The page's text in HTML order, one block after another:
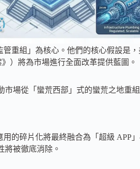
管重組」為核心。他們的核心假設是
）將為市場進行全面改革提供藍圖。
市場從「蠻荒西部」式的蠻荒之地重
用的碎片化將最終融合為「超級
將被徹底消除。